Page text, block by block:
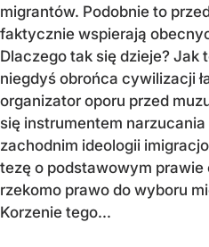
migrantów. Podobnie to
faktycznie wspierają
Dlaczego tak się dzieje? Jak
niegdyś obrońca cywilizacji
organizator oporu przed
się instrumentem narzucania
zachodnim ideologii
tezę o podstawowym prawie
rzekomo prawo do wyboru
Korzenie tego...